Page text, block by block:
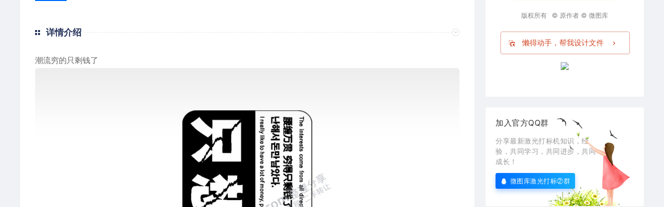
详情介绍
潮流穷的只剩钱了
版权所有 © 原作者 © 微图库
懒得动手，帮我设计文件
加入官方QQ群
分享最新激光打标机知识，经
验，共同学习，共同进步，共同
成长！
微图库激光打标②群